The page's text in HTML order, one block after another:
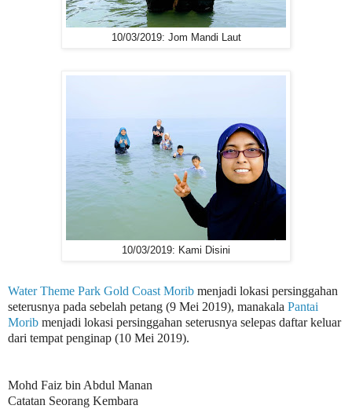
10/03/2019: Jom Mandi Laut
10/03/2019: Kami Disini
Water Theme Park Gold Coast Morib menjadi lokasi persinggahan
seterusnya pada sebelah petang (9 Mei 2019), manakala Pantai
Morib menjadi lokasi persinggahan seterusnya selepas daftar keluar
dari tempat penginap (10 Mei 2019).
Mohd Faiz bin Abdul Manan
Catatan Seorang Kembara